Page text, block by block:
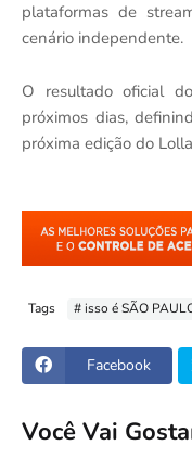
plataformas de
cenário independente.
O resultado oficial
próximos dias,
próxima edição do
Tags # isso é SÃO
Facebook
Você Vai